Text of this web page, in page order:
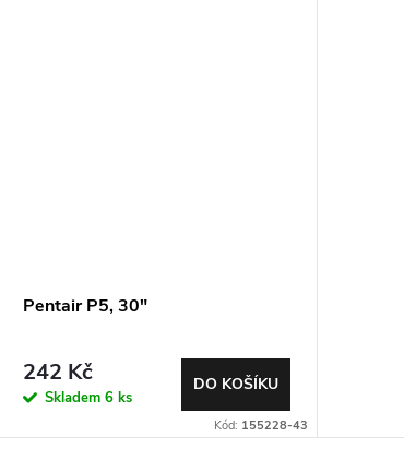
Pentair P5, 30"
242 Kč
Skladem 6 ks
DO KOŠÍKU
Kód: 155228-43